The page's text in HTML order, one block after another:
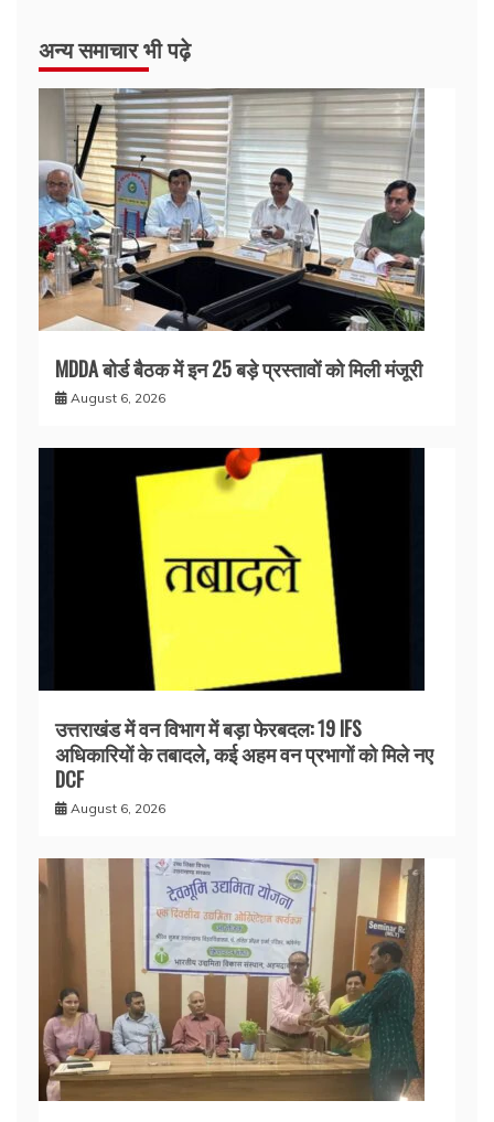
अन्य समाचार भी पढ़े
MDDA बोर्ड बैठक में इन 25 बड़े प्रस्तावों को मिली मंजूरी
August 6, 2026
उत्तराखंड में वन विभाग में बड़ा फेरबदल: 19 IFS
अधिकारियों के तबादले, कई अहम वन प्रभागों को मिले नए
DCF
August 6, 2026